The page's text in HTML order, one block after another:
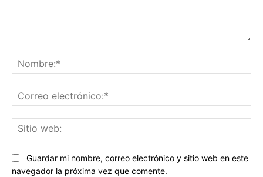
Guardar mi nombre, correo electrónico y sitio web en este
navegador la próxima vez que comente.